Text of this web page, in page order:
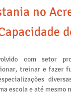
no
com setor
treinar e fazer
escola e até mesmo